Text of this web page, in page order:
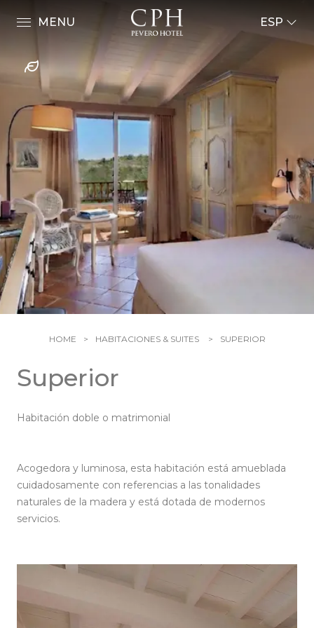
MENU ESP
FRA
Habitaciones & Suites
Suite Presidencial
Luxury Suite con Jacuzzi
Luxury Suite
Executive Suite
Junior Suite
Deluxe Premium
Deluxe
Superior Premium
Superior
Restaurantes & Bares
Cascade Bar
I Gerani Bar
Mar y la Playa
Eventos
Reunirse
Fiestas y eventos
Experiencias
Actividades deportivas
Pasiones y emociones
Galería
Info & Contactos
HOME HABITACIONES & SUITES SUPERIOR
Superior
Habitación doble o matrimonial
Acogedora y luminosa, esta habitación está amueblada
cuidadosamente con referencias a las tonalidades
naturales de la madera y está dotada de modernos
servicios.